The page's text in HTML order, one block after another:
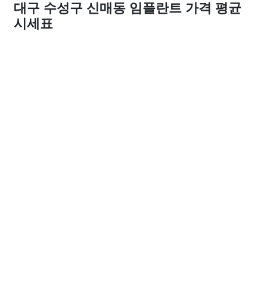
대구 수성구 신매동 임플란트 가격 평균
시세표